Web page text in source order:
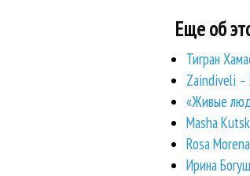
Еще об
Тигран
Zaindiveli –
«Живые
Masha
Rosa
Ирина